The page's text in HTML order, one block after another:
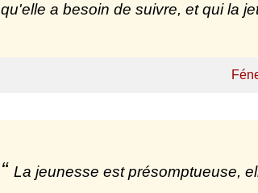
qu'elle a besoin de suivre, et qui la
La jeunesse est présomptueuse,